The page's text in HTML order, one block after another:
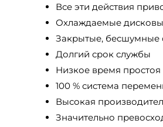
Все эти действия
Охлаждаемые
Закрытые, бесшумные
Долгий срок службы
Низкое время
100 % система
Высокая
Значительно